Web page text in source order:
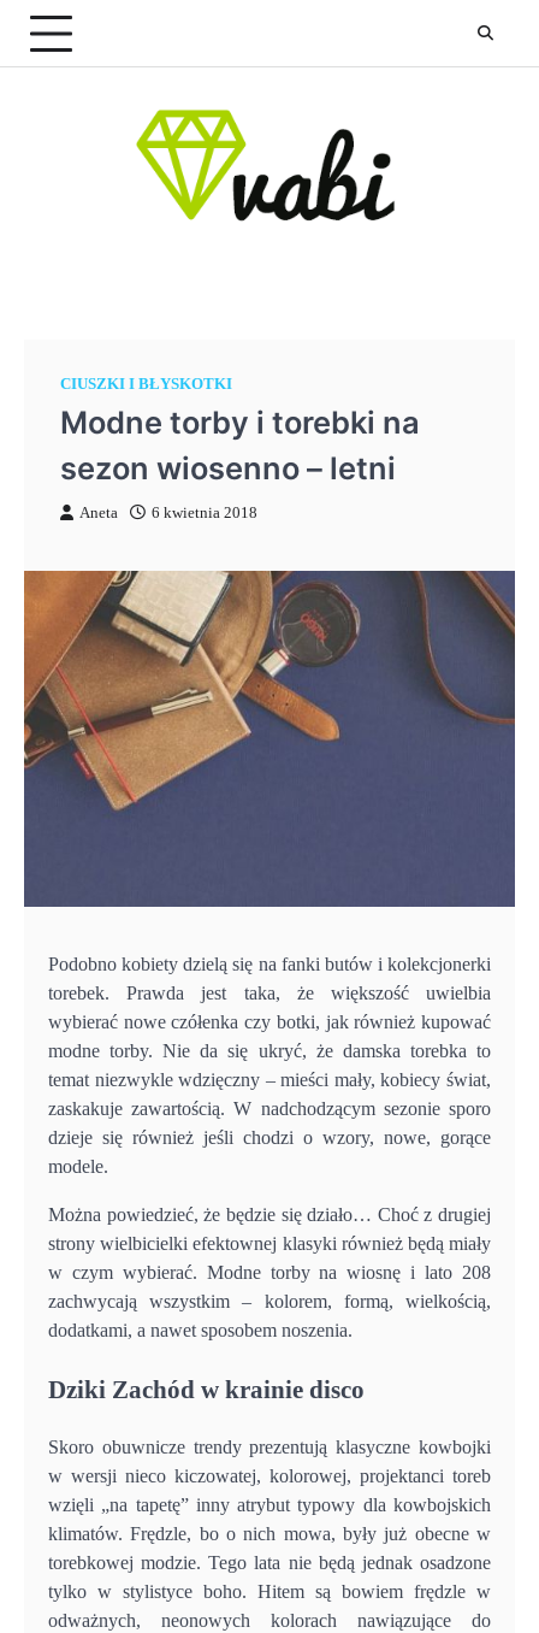
Skip
content
CIUSZKI I BŁYSKOTKI
Modne torby i torebki na
sezon wiosenno – letni
Aneta 6 kwietnia 2018
Podobno kobiety dzielą się na fanki butów i kolekcjonerki
torebek. Prawda jest taka, że większość uwielbia
wybierać nowe czółenka czy botki, jak również kupować
modne torby. Nie da się ukryć, że damska torebka to
temat niezwykle wdzięczny – mieści mały, kobiecy świat,
zaskakuje zawartością. W nadchodzącym sezonie sporo
dzieje się również jeśli chodzi o wzory, nowe, gorące
modele.
Można powiedzieć, że będzie się działo… Choć z drugiej
strony wielbicielki efektownej klasyki również będą miały
w czym wybierać. Modne torby na wiosnę i lato 208
zachwycają wszystkim – kolorem, formą, wielkością,
dodatkami, a nawet sposobem noszenia.
Dziki Zachód w krainie disco
Skoro obuwnicze trendy prezentują klasyczne kowbojki
w wersji nieco kiczowatej, kolorowej, projektanci toreb
wzięli „na tapetę” inny atrybut typowy dla kowbojskich
klimatów. Frędzle, bo o nich mowa, były już obecne w
torebkowej modzie. Tego lata nie będą jednak osadzone
tylko w stylistyce boho. Hitem są bowiem frędzle w
odważnych, neonowych kolorach nawiązujące do